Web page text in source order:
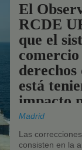
El
RCDE
que el
comercio
derechos
está
impacto
los
UE.
Madrid
Las
consisten en la